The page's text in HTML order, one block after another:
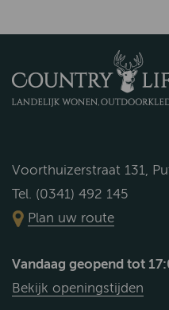
Voorthuizerstraat 131,
Tel. (0341) 492 145
Plan uw route
Vandaag geopend tot
Bekijk openingstijden